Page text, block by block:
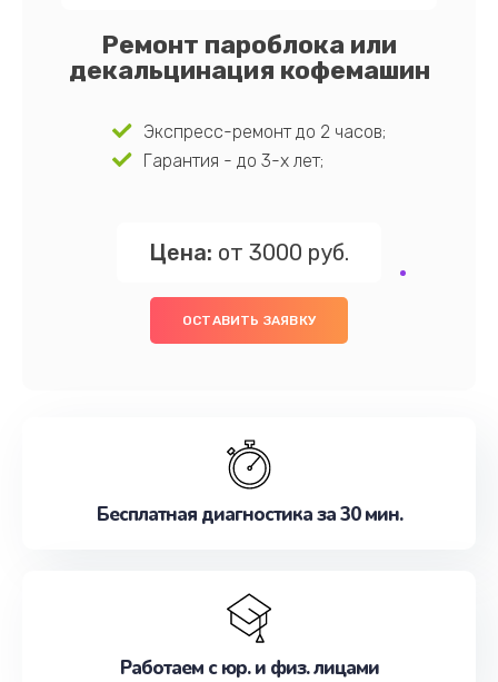
Ремонт пароблока или
декальцинация кофемашин
Экспресс-ремонт до 2 часов;
Гарантия - до 3-х лет;
Цена: от 3000 руб.
ОСТАВИТЬ ЗАЯВКУ
Бесплатная диагностика за 30 мин.
Работаем с юр. и физ. лицами